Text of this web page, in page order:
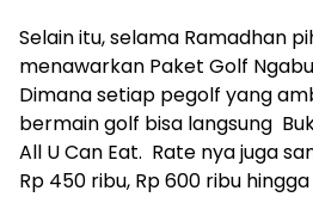
Selain itu, selama Ramadhan
menawarkan Paket Golf
Dimana setiap pegolf yang
bermain golf bisa langsung
All U Can Eat. Rate nya juga
Rp 450 ribu, Rp 600 ribu hingga